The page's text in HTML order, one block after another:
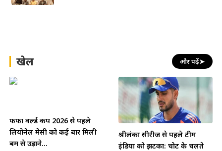
खेल और पढ़ें➤
फीफा वर्ल्ड कप 2026 से पहले
लियोनेल मेसी को कई बार मिली
बम से उड़ाने...
श्रीलंका सीरीज से पहले टीम
इंडिया को झटका: चोट के चलते